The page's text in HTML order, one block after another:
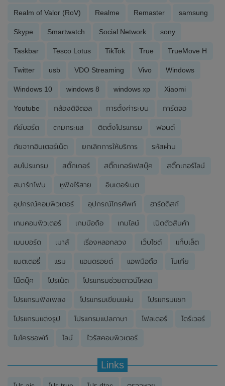
Realm of Valor (RoV) Realme Remaster samsung
Skype Smartwatch Social Network sony
Taskbar Tesco Lotus TikTok True TrueMove H
Twitter usb VDO Streaming Vivo Windows
Windows 10 windows 8 windows xp Xiaomi
Youtube กล้องดิจิตอล การตั้งค่าระบบ การ์ดจอ
คีย์บอร์ด ตามกระแส ติดตั้งโปรแกรม ฟอนต์
ภัยจากอินเตอร์เน็ต ยกเลิกการให้บริการ รหัสผ่าน
ลบโปรแกรม สติ๊กเกอร์ สติ๊กเกอร์เฟสบุ๊ค สติ๊กเกอร์ไลน์
สมาร์ทโฟน หูฟังไร้สาย อินเตอร์เนต
อุปกรณ์คอมพิวเตอร์ อุปกรณ์โทรศัพท์ ฮาร์ดดิสก์
เกมคอมพิวเตอร์ เกมมือถือ เกมไลน์ เปิดตัวสินค้า
เมนบอร์ด เมาส์ เรื่องหลอกลวง เว็บไซต์ แท็บเล็ต
แบตเตอรี่ แรม แอนดรอยด์ แอพมือถือ โนเกีย
โน๊ตบุ๊ค โปรเน็ต โปรแกรมช่วยดาวน์โหลด
โปรแกรมฟังเพลง โปรแกรมเขียนแผ่น โปรแกรมแชท
โปรแกรมแต่งรูป โปรแกรมแปลภาษา โฟลเดอร์ ไดร์เวอร์
ไมโครซอฟท์ ไลน์ ไวรัสคอมพิวเตอร์
Links